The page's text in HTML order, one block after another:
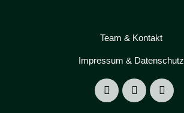
Team & Kontakt
Impressum & Datenschutz